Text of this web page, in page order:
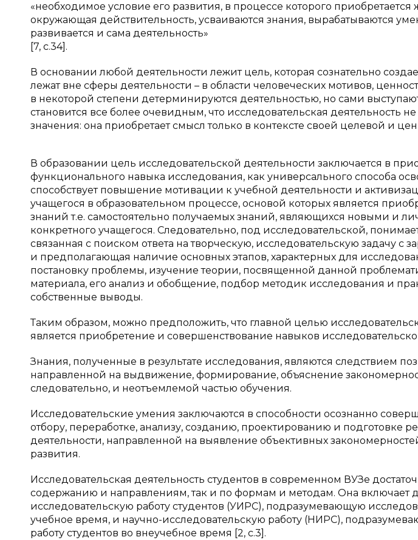
«необходимое условие его развития, в процессе которого
окружающая действительность, усваиваются знания, вырабатываются
развивается и сама деятельность»
[7, с.34].
В основании любой деятельности лежит цель, которая сознательно
лежат вне сферы деятельности – в области человеческих мотивов,
в некоторой степени детерминируются деятельностью, но сами
становится все более очевидным, что исследовательская деятельность
значения: она приобретает смысл только в контексте своей целевой и
В образовании цель исследовательской деятельности заключается в
функционального навыка исследования, как универсального способа
способствует повышение мотивации к учебной деятельности и
учащегося в образовательном процессе, основой которых является
знаний т.е. самостоятельно получаемых знаний, являющихся новыми и
конкретного учащегося. Следовательно, под исследовательской,
связанная с поиском ответа на творческую, исследовательскую задачу с
и предполагающая наличие основных этапов, характерных для
постановку проблемы, изучение теории, посвященной данной
материала, его анализ и обобщение, подбор методик исследования и
собственные выводы.
Таким образом, можно предположить, что главной целью
является приобретение и совершенствование навыков
Знания, полученные в результате исследования, являются следствием
направленной на выдвижение, формирование, объяснение
следовательно, и неотъемлемой частью обучения.
Исследовательские умения заключаются в способности осознанно
отбору, переработке, анализу, созданию, проектированию и подготовке
деятельности, направленной на выявление объективных
развития.
Исследовательская деятельность студентов в современном ВУЗе
содержанию и направлениям, так и по формам и методам. Она включает
исследовательскую работу студентов (УИРС), подразумевающую
учебное время, и научно-исследовательскую работу (НИРС),
работу студентов во внеучебное время [2, с.3].